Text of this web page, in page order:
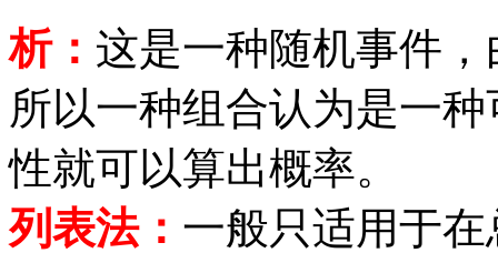
析： 这是一种随机事件
所以一种组合认为是一
性就可以算出概率。
列表法： 一般只适用于